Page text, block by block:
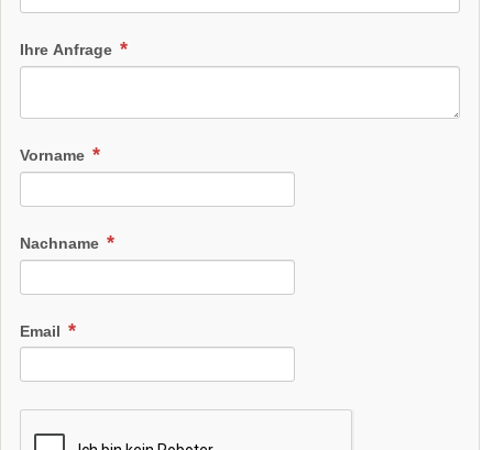
Ihre Anfrage
Vorname
Nachname
Email